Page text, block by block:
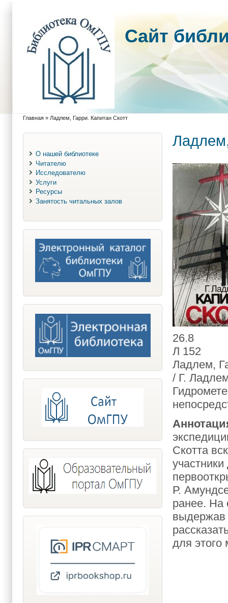
Cайт
Главная » Ладлем, Гарри. Капитан Скотт
26.8
Л 152
Ладлем,
/ Г.
Скотта
Р.
ранее. На
выдержав
для этого
О нашей библиотеке
Читателю
Исследователю
Услуги
Ресурсы
Занятость читальных залов